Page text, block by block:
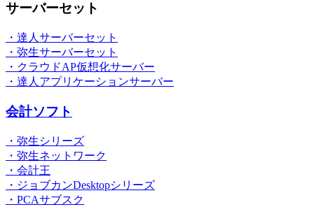
サーバーセット
・達人サーバーセット
・弥生サーバーセット
・クラウドAP仮想化サーバー
・達人アプリケーションサーバー
会計ソフト
・弥生シリーズ
・弥生ネットワーク
・会計王
・ジョブカンDesktopシリーズ
・PCAサブスク